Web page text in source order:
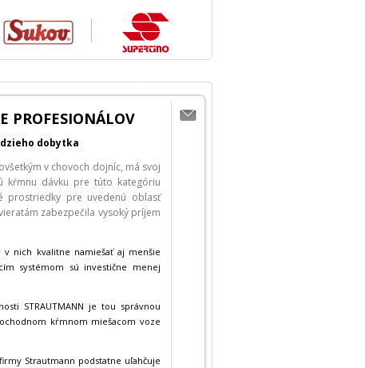
PROFESIONÁLOV
dobytka
v chovoch dojníc, má svoj
kŕmnu dávku pre túto kategóriu
prostriedky pre uvedenú oblasť
zabezpečila vysoký príjem
nich kvalitne namiešať aj menšie
systémom sú investične menej
STRAUTMANN je tou správnou
kŕmnom miešacom voze
Strautmann podstatne uľahčuje